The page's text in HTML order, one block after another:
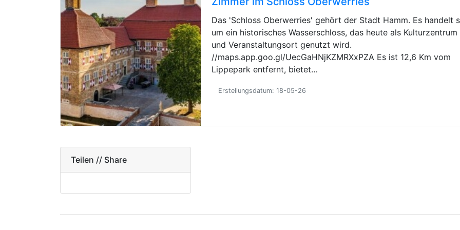
Das 'Schloss Oberwerries' gehört der Stadt Hamm. Es handelt
um ein historisches Wasserschloss, das heute als Kulturzentrum
und Veranstaltungsort genutzt wird.
//maps.app.goo.gl/UecGaHNjKZMRXxPZA Es ist 12,6 Km vom
Lippepark entfernt, bietet…
Erstellungsdatum: 18-05-26
Teilen // Share